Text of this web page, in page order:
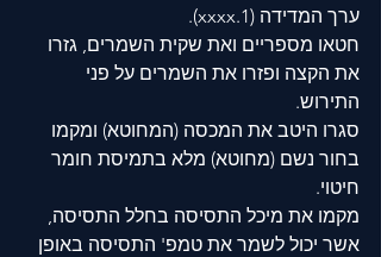
ערך המדידה (1.xxxx).
חטאו מספריים ואת שקית השמרים, גזרו
את הקצה ופזרו את השמרים על פני
התירוש.
סגרו היטב את המכסה (המחוטא) ומקמו
בחור נשם (מחוטא) מלא בתמיסת חומר
חיטוי.
מקמו את מיכל התסיסה בחלל התסיסה,
אשר יכול לשמר את טמפ' התסיסה באופן